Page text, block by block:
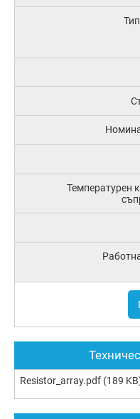
Температурен
Resistor_array.pdf (189